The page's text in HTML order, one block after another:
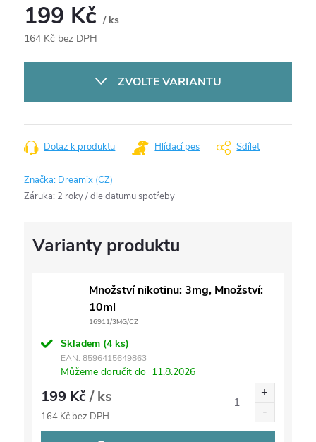
199 Kč/ ks
164 Kč bez DPH
ZVOLTE VARIANTU
Dotaz k produktu Hlídací pes Sdílet
Značka: Dreamix (CZ)
Záruka: 2 roky / dle datumu spotřeby
Množství nikotinu: 3mg, Množství:
10ml
16911/3MG/CZ
Skladem (4 ks)
EAN: 8596415649863
Můžeme doručit do 11.8.2026
199 Kč/ ks
164 Kč bez DPH